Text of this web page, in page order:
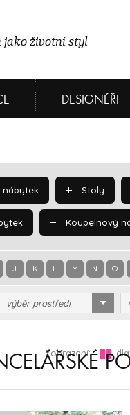
jako životní styl
DESIGNÉŘI
nábytek Stoly
Koupelnový
J K L M N O
výběr prostředí
Zobrazení: